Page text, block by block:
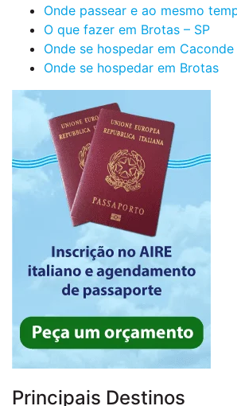
Onde passear e ao mesmo
O que fazer em Brotas – SP
Onde se hospedar em
Onde se hospedar em Brotas
Principais Destinos